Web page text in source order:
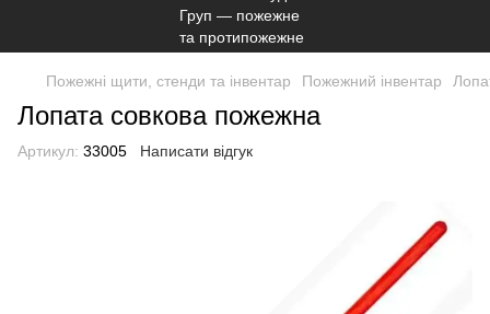
Пожежні щити, стенди та інвентар Пожежний інвентар
Лопата совкова пожежна
Артикул: 33005 Написати відгук